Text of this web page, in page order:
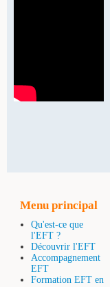
Menu principal
Qu'est-ce que
l'EFT ?
Découvrir l'EFT
Accompagnement
EFT
Formation EFT en